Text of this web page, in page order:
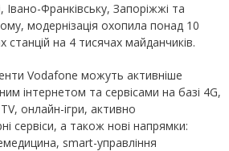
Івано-Франківську, Запоріжжі та
модернізація охопила понад 10
станцій на 4 тисячах майданчиків.
Vodafone можуть активніше
інтернетом та сервісами на базі 4G,
онлайн-ігри, активно
сервіси, а також нові напрямки:
smart-управління